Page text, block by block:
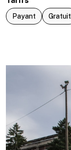
Payant Gratuit